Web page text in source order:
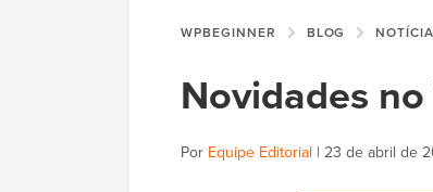
WPBEGINNER BLOG
Novidades
Por Equipe Editorial | 23 de abril de